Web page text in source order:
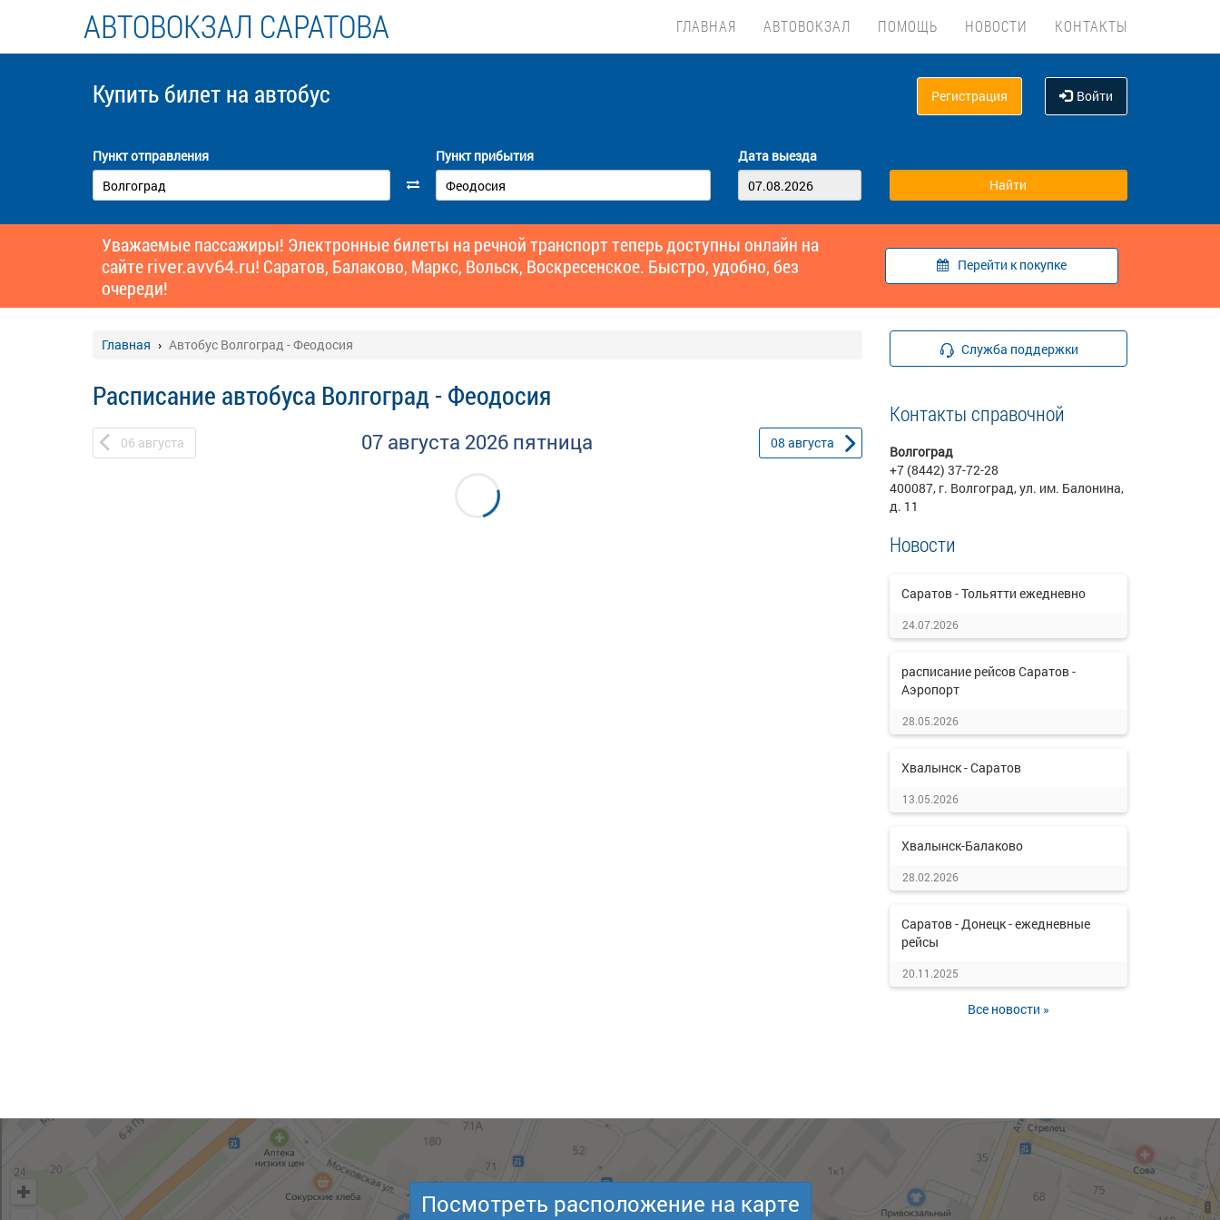
АВТОВОКЗАЛ САРАТОВА ГЛАВНАЯ АВТОВОКЗАЛ ПОМОЩЬ НОВОСТИ КОНТАКТЫ
Купить билет на автобус Регистрация Войти
Пункт отправления Пункт прибытия Дата выезда
Уважаемые пассажиры! Электронные билеты на речной транспорт теперь доступны онлайн на
сайтеriver.avv64.ru! Саратов, Балаково, Маркс, Вольск, Воскресенское. Быстро, удобно, без
очереди!
Перейти к покупке
Главная Автобус Волгоград - Феодосия
Расписание автобуса Волгоград - Феодосия
06 августа 07 августа 2026 пятница 08 августа
Служба поддержки
Контакты справочной
Волгоград
+7 (8442) 37-72-28
400087, г. Волгоград, ул. им. Балонина,
д. 11
Новости
Саратов - Тольятти ежедневно
24.07.2026
расписание рейсов Саратов -
Аэропорт
28.05.2026
Хвалынск - Саратов
13.05.2026
Хвалынск-Балаково
28.02.2026
Саратов - Донецк - ежедневные
рейсы
20.11.2025
Все новости »
Посмотреть расположение на карте